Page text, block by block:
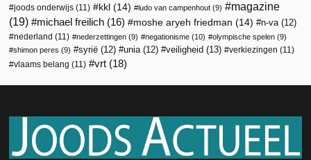
joods onderwijs (11) kkl (14) ludo van campenhout (9)
magazine
(19)
michael freilich (16) moshe aryeh friedman (14) n-va(12)
nederland (11) nederzettingen (9) negationisme (10) olympische spelen (9)
shimon peres (9) syrië (12) unia(12) veiligheid (13) verkiezingen (11)
vlaams belang (11) vrt (18)